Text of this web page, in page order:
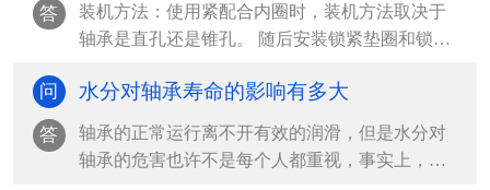
答
装机方法：使用紧配合内圈时，装机方法取决于
轴承是直孔还是锥孔。 随后安装锁紧垫圈和锁紧
问 水分对轴承寿命的影响有多大
答
轴承的正常运行离不开有效的润滑，但是水分对
轴承的危害也许不是每个人都重视，事实上，水